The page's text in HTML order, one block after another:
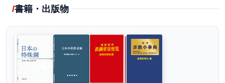
書籍・出版物